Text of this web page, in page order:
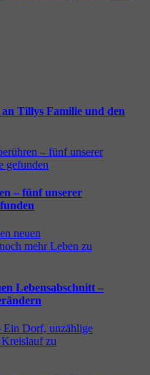
Tillys Familie und den
– fünf unserer
Lebensabschnitt –